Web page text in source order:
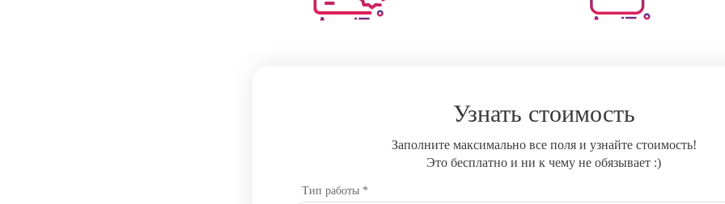
Узнать стоимость
Заполните максимально все поля и узнайте стоимость!
Это бесплатно и ни к чему не обязывает :)
Тип работы *